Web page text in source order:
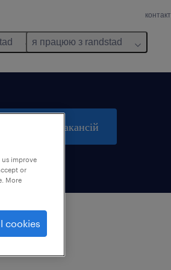
контакт
я працюю з randstad
пошук 0 вакансій
improve
or
More
cookies